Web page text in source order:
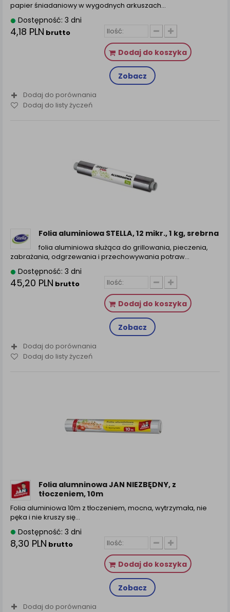
papier śniadaniowy w wygodnych arkuszach…
Dostępność: 3 dni
4,18 PLN brutto
Dodaj do koszyka
Zobacz
Dodaj do porównania
Dodaj do listy życzeń
Folia aluminiowa STELLA, 12 mikr., 1 kg, srebrna
folia aluminiowa służąca do grillowania, pieczenia,
zabrażania, odgrzewania i przechowywania potraw…
Dostępność: 3 dni
45,20 PLN brutto
Dodaj do koszyka
Zobacz
Dodaj do porównania
Dodaj do listy życzeń
Folia alumninowa JAN NIEZBĘDNY, z
tłoczeniem, 10m
Folia aluminiowa 10m z tłoczeniem, mocna, wytrzymała, nie
pęka i nie kruszy się…
Dostępność: 3 dni
8,30 PLN brutto
Dodaj do koszyka
Zobacz
Dodaj do porównania